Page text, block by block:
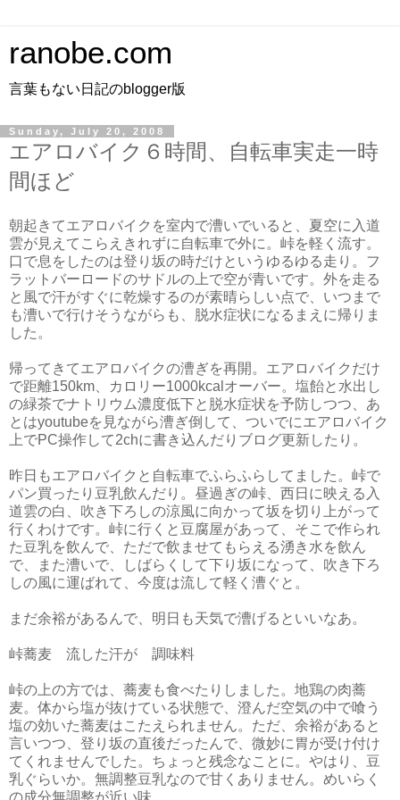
ranobe.com
言葉もない日記のblogger版
Sunday, July 20, 2008
エアロバイク６時間、自転車実走一時
間ほど
朝起きてエアロバイクを室内で漕いでいると、夏空に入道
雲が見えてこらえきれずに自転車で外に。峠を軽く流す。
口で息をしたのは登り坂の時だけというゆるゆる走り。フ
ラットバーロードのサドルの上で空が青いです。外を走る
と風で汗がすぐに乾燥するのが素晴らしい点で、いつまで
も漕いで行けそうながらも、脱水症状になるまえに帰りま
した。
帰ってきてエアロバイクの漕ぎを再開。エアロバイクだけ
で距離150km、カロリー1000kcalオーバー。塩飴と水出し
の緑茶でナトリウム濃度低下と脱水症状を予防しつつ、あ
とはyoutubeを見ながら漕ぎ倒して、ついでにエアロバイク
上でPC操作して2chに書き込んだりブログ更新したり。
昨日もエアロバイクと自転車でふらふらしてました。峠で
パン買ったり豆乳飲んだり。昼過ぎの峠、西日に映える入
道雲の白、吹き下ろしの涼風に向かって坂を切り上がって
行くわけです。峠に行くと豆腐屋があって、そこで作られ
た豆乳を飲んで、ただで飲ませてもらえる湧き水を飲ん
で、また漕いで、しばらくして下り坂になって、吹き下ろ
しの風に運ばれて、今度は流して軽く漕ぐと。
まだ余裕があるんで、明日も天気で漕げるといいなあ。
峠蕎麦 流した汗が 調味料
峠の上の方では、蕎麦も食べたりしました。地鶏の肉蕎
麦。体から塩が抜けている状態で、澄んだ空気の中で喰う
塩の効いた蕎麦はこたえられません。ただ、余裕があると
言いつつ、登り坂の直後だったんで、微妙に胃が受け付け
てくれませんでした。ちょっと残念なことに。やはり、豆
乳ぐらいか。無調整豆乳なので甘くありません。めいらく
の成分無調整が近い味。